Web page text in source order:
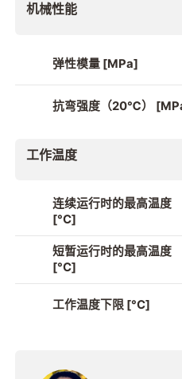
机械性能
弹性模量 [MPa]
抗弯强度（20℃）
工作温度
连续运行时的最高温度
[°C]
短暂运行时的最高温度
[°C]
工作温度下限 [°C]